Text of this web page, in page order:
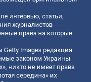
интервью, статьи,
журналистов
права на которые
Getty Images редакция
законом Украины
никто не имеет права
середина» их